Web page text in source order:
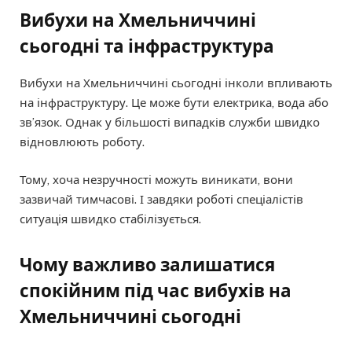
Вибухи на Хмельниччині
сьогодні та інфраструктура
Вибухи на Хмельниччині сьогодні інколи впливають
на інфраструктуру. Це може бути електрика, вода або
зв’язок. Однак у більшості випадків служби швидко
відновлюють роботу.
Тому, хоча незручності можуть виникати, вони
зазвичай тимчасові. І завдяки роботі спеціалістів
ситуація швидко стабілізується.
Чому важливо залишатися
спокійним під час вибухів на
Хмельниччині сьогодні